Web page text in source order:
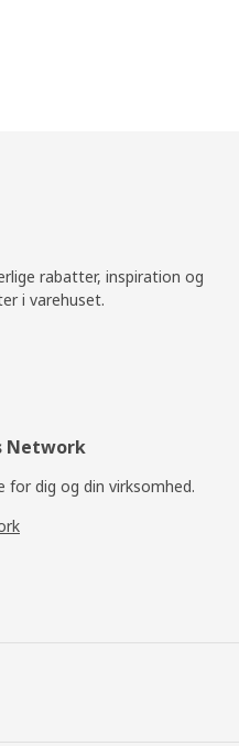
rabatter, inspiration og
i varehuset.
Network
dig og din virksomhed.